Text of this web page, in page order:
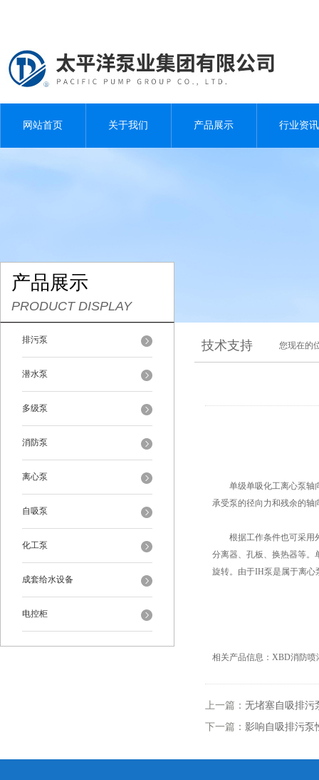
网站首页 关于我们 产品展示 行业资讯
产品展示
PRODUCT DISPLAY
排污泵
潜水泵
多级泵
消防泵
离心泵
自吸泵
化工泵
成套给水设备
电控柜
技术支持 您现在的
单级单吸化工离心泵轴向
承受泵的径向力和残余的轴
根据工作条件也可采用外
分离器、孔板、换热器等。
旋转。由于IH泵是属于离心
相关产品信息：XBD消防喷
上一篇： 无堵塞自吸排污
下一篇： 影响自吸排污泵